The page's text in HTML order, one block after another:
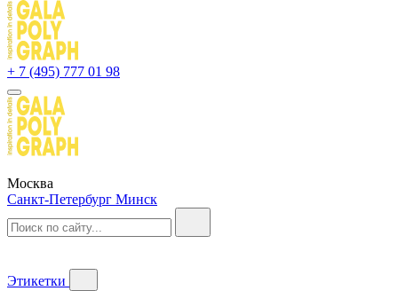
+ 7 (495) 777 01 98
Москва
Санкт-Петербург Минск
Этикетки